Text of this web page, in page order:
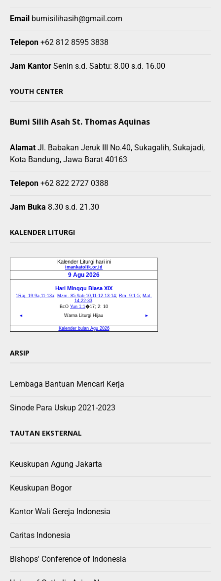
Email bumisilihasih@gmail.com
Telepon +62 812 8595 3838
Jam Kantor Senin s.d. Sabtu: 8.00 s.d. 16.00
YOUTH CENTER
Bumi Silih Asah St. Thomas Aquinas
Alamat Jl. Babakan Jeruk III No.40, Sukagalih, Sukajadi,
Kota Bandung, Jawa Barat 40163
Telepon +62 822 2727 0388
Jam Buka 8.30 s.d. 21.30
KALENDER LITURGI
ARSIP
Lembaga Bantuan Mencari Kerja
Sinode Para Uskup 2021-2023
TAUTAN EKSTERNAL
Keuskupan Agung Jakarta
Keuskupan Bogor
Kantor Wali Gereja Indonesia
Caritas Indonesia
Bishops' Conference of Indonesia